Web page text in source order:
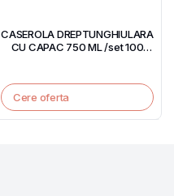
CASEROLA DREPTUNGHIULARA
CU CAPAC 750 ML /set 100
Cere oferta